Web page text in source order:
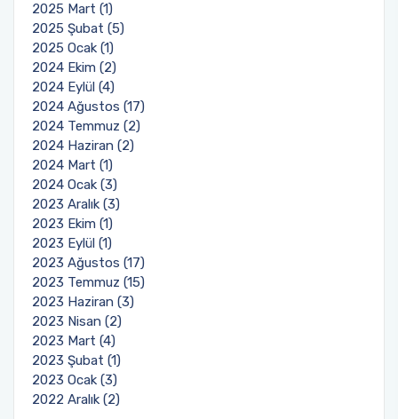
2025 Mart (1)
2025 Şubat (5)
2025 Ocak (1)
2024 Ekim (2)
2024 Eylül (4)
2024 Ağustos (17)
2024 Temmuz (2)
2024 Haziran (2)
2024 Mart (1)
2024 Ocak (3)
2023 Aralık (3)
2023 Ekim (1)
2023 Eylül (1)
2023 Ağustos (17)
2023 Temmuz (15)
2023 Haziran (3)
2023 Nisan (2)
2023 Mart (4)
2023 Şubat (1)
2023 Ocak (3)
2022 Aralık (2)